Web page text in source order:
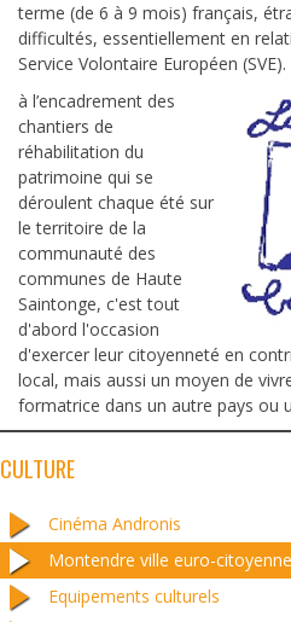
terme (de 6 à 9 mois) français,
difficultés, essentiellement en
Service Volontaire Européen
à l’encadrement des
chantiers de
réhabilitation du
patrimoine qui se
déroulent chaque été sur
le territoire de la
communauté des
communes de Haute
Saintonge, c'est tout
d'abord l'occasion
d'exercer leur citoyenneté en
local, mais aussi un moyen de
formatrice dans un autre pays ou
CULTURE
Cinéma Andronis
Montendre ville euro-citoyenne
Equipements culturels